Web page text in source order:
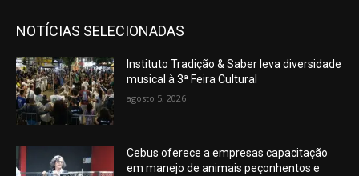
NOTÍCIAS SELECIONADAS
Instituto Tradição & Saber leva diversidade
musical à 3ª Feira Cultural
agosto 5, 2026
Cebus oferece a empresas capacitação
em manejo de animais peçonhentos e